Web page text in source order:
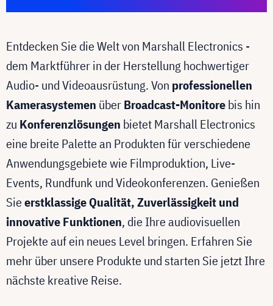
Entdecken Sie die Welt von Marshall Electronics -
dem Marktführer in der Herstellung hochwertiger
Audio- und Videoausrüstung. Von professionellen
Kamerasystemen überBroadcast-Monitorebis hin
zu Konferenzlösungen bietet Marshall Electronics
eine breite Palette an Produkten für verschiedene
Anwendungsgebiete wie Filmproduktion, Live-
Events, Rundfunk und Videokonferenzen. Genießen
Sieerstklassige Qualität, Zuverlässigkeit und
innovative Funktionen, die Ihre audiovisuellen
Projekte auf ein neues Level bringen. Erfahren Sie
mehr über unsere Produkte und starten Sie jetzt Ihre
nächste kreative Reise.